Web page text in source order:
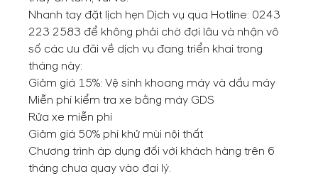
Nhanh tay đặt lịch hẹn Dịch vụ qua Hotline: 0243
223 2583 để không phải chờ đợi lâu và nhận vô
số các ưu đãi về dịch vụ đang triển khai trong
tháng này:
Giảm giá 15%: Vệ sinh khoang máy và dầu máy
Miễn phí kiểm tra xe bằng máy GDS
Rửa xe miễn phí
Giảm giá 50% phí khử mùi nội thất
Chương trình áp dụng đối với khách hàng trên 6
tháng chưa quay vào đại lý.